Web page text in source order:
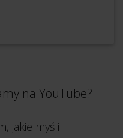
na YouTube?
jakie myśli